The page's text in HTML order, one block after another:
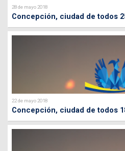
28 de mayo 2018
Concepción, ciudad de todos
22 de mayo 2018
Concepción, ciudad de todos